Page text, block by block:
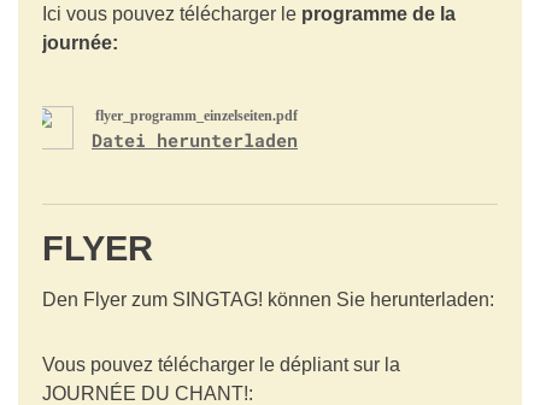
Ici vous pouvez télécharger le programme de la
journée:
flyer_programm_einzelseiten.pdf
Datei herunterladen
FLYER
Den Flyer zum SINGTAG! können Sie herunterladen:
Vous pouvez télécharger le dépliant sur la
JOURNÉE DU CHANT!: